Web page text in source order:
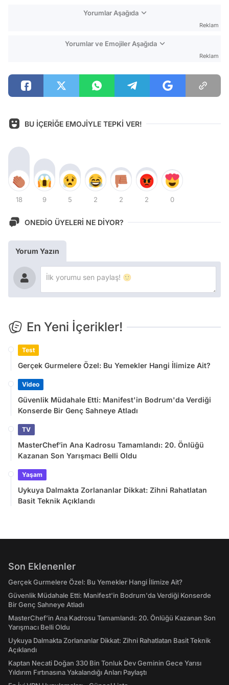
Yorumlar Aşağıda
Reklam
Yorumlar ve Emojiler Aşağıda
Reklam
BU İÇERİĞE EMOJİYLE TEPKİ VER!
18 9 5 2 2 2 0
ONEDİO ÜYELERİ NE DİYOR?
Yorum Yazın
En Yeni İçerikler!
Test
Gerçek Gurmelere Özel: Bu Yemekler Hangi İlimize Ait?
Video
Güvenlik Müdahale Etti: Manifest'in Bodrum'da Verdiği
Konserde Bir Genç Sahneye Atladı
TV
MasterChef’in Ana Kadrosu Tamamlandı: 20. Önlüğü
Kazanan Son Yarışmacı Belli Oldu
Yaşam
Uykuya Dalmakta Zorlananlar Dikkat: Zihni Rahatlatan
Basit Teknik Açıklandı
Son Eklenenler
Gerçek Gurmelere Özel: Bu Yemekler Hangi İlimize Ait?
Güvenlik Müdahale Etti: Manifest'in Bodrum'da Verdiği Konserde
Bir Genç Sahneye Atladı
MasterChef’in Ana Kadrosu Tamamlandı: 20. Önlüğü Kazanan Son
Yarışmacı Belli Oldu
Uykuya Dalmakta Zorlananlar Dikkat: Zihni Rahatlatan Basit Teknik
Açıklandı
Kaptan Necati Doğan 330 Bin Tonluk Dev Geminin Gece Yarısı
Yıldırım Fırtınasına Yakalandığı Anları Paylaştı